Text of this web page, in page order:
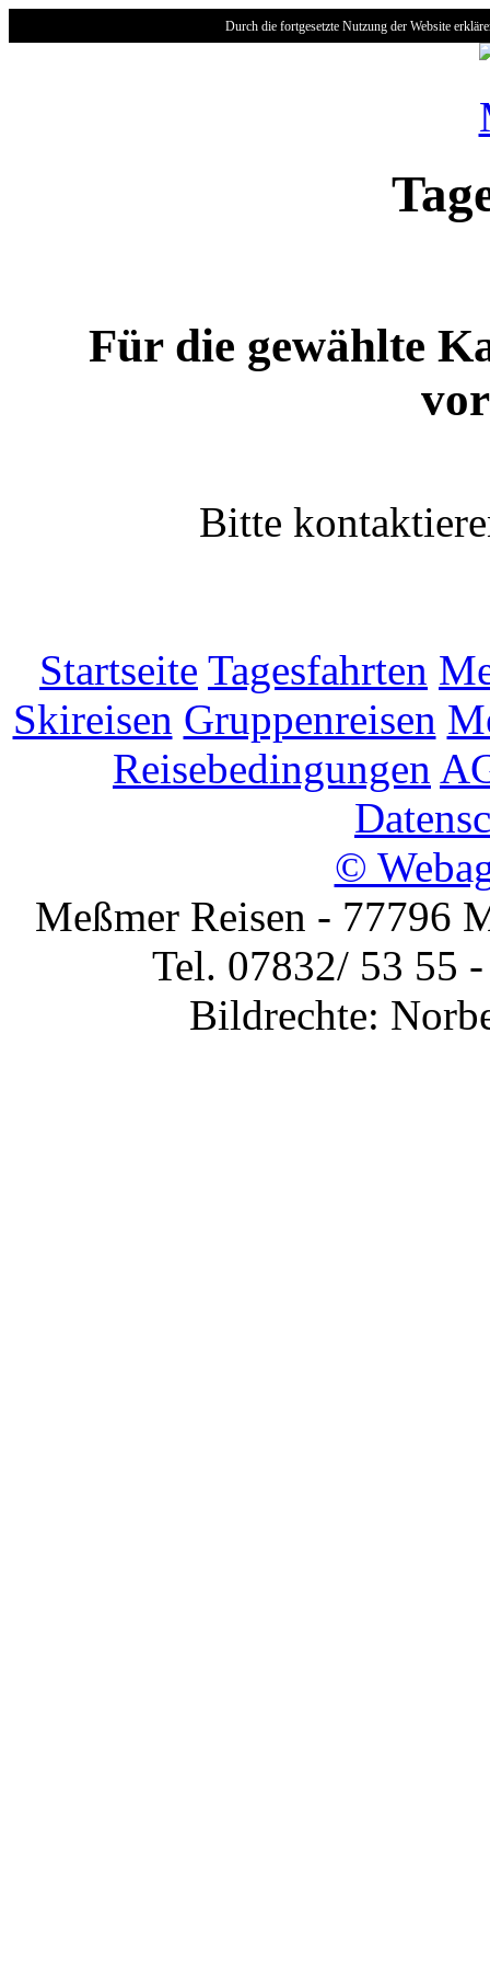
Durch die fortgesetzte Nutzung der Website
Für die gewählte
Bitte
Startseite Tagesfahrten
Skireisen Gruppenreisen
Reisebedingungen
©
Meßmer Reisen - 77796
Tel. 07832/ 53 55
Bildrechte: